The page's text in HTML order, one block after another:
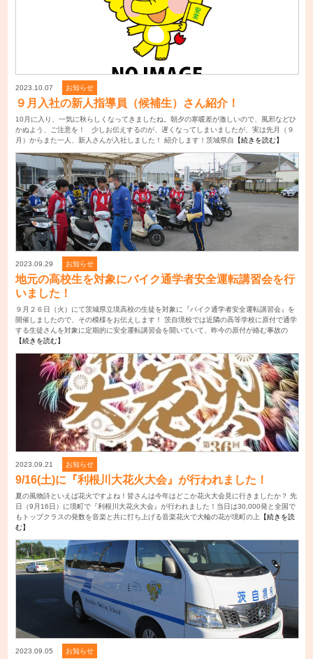
2023.10.07 お知らせ
９月入社の新人指導員（候補生）さん紹介！
10月に入り、一気に秋らしくなってきましたね。朝夕の寒暖差が激しいので、風邪などひ
かぬよう、ご注意を！ 少しお伝えするのが、遅くなってしまいましたが、実は先月（９
月）からまた一人、新人さんが入社しました！ 紹介します！茨城県自 【続きを読む】
2023.09.29 お知らせ
地元の高校生を対象にバイク通学者安全運転講習会を行
いました！
９月２６日（火）にて茨城県立境高校の生徒を対象に『バイク通学者安全運転講習会』を
開催しましたので、その模様をお伝えします！ 茨自境校では近隣の高等学校に原付で通学
する生徒さんを対象に定期的に安全運転講習会を開いていて、昨今の原付が絡む事故の
【続きを読む】
2023.09.21 お知らせ
9/16(土)に『利根川大花火大会』が行われました！
夏の風物詩といえば花火ですよね！皆さんは今年はどこか花火大会見に行きましたか？ 先
日（9月16日）に境町で『利根川大花火大会』が行われました！当日は30,000発と全国で
もトップクラスの発数を音楽と共に打ち上げる音楽花火で大輪の花が境町の上 【続きを読
む】
2023.09.05 お知らせ